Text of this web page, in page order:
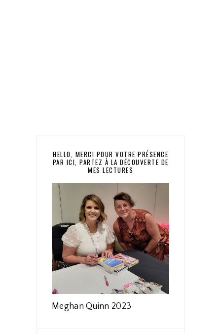
HELLO, MERCI POUR VOTRE PRÉSENCE
PAR ICI, PARTEZ À LA DÉCOUVERTE DE
MES LECTURES
Meghan Quinn 2023